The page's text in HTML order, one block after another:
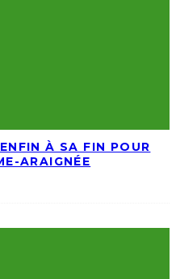
À SA FIN POUR
ARAIGNÉE